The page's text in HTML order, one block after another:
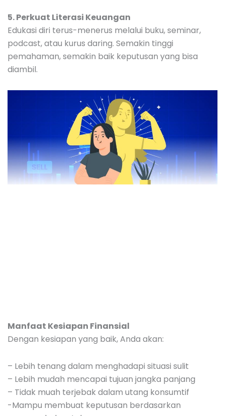
5. Perkuat Literasi Keuangan
Edukasi diri terus-menerus melalui buku, seminar,
podcast, atau kurus daring. Semakin tinggi
pemahaman, semakin baik keputusan yang bisa
diambil.
Manfaat Kesiapan Finansial
Dengan kesiapan yang baik, Anda akan:
– Lebih tenang dalam menghadapi situasi sulit
– Lebih mudah mencapai tujuan jangka panjang
– Tidak muah terjebak dalam utang konsumtif
-Mampu membuat keputusan berdasarkan